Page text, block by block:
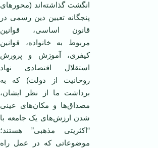
انگشت گذاشته‌اند (محورهای
پنجگانه تعیین دین رسمی در
قانون اساسی، قوانین
مربوط به خانواده، قوانین
کیفری، آموزش و پرورش
استقلال اقتصادی نهاد
روحانیت از دولت) که به
برداشت ما از نظر ایشان،
مصداق‌ها و مکان‌های عینی
شدن ارزش‌های یک جامعه با
“اکثریتی مذهبی” هستند؛
موضوعاتی که در عمل راه